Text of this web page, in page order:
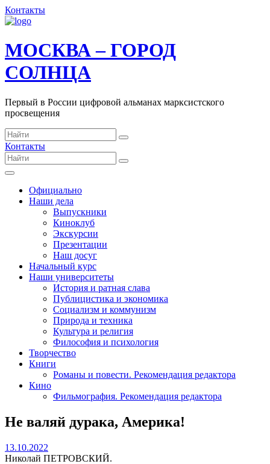
Контакты
МОСКВА – ГОРОД
СОЛНЦА
Первый в России цифровой альманах марксистского
просвещения
Контакты
Официально
Наши дела
Выпускники
Киноклуб
Экскурсии
Презентации
Наш досуг
Начальный курс
Наши университеты
История и ратная слава
Публицистика и экономика
Социализм и коммунизм
Природа и техника
Культура и религия
Философия и психология
Творчество
Книги
Романы и повести. Рекомендация редактора
Кино
Фильмография. Рекомендация редактора
Не валяй дурака, Америка!
13.10.2022
Николай ПЕТРОВСКИЙ.